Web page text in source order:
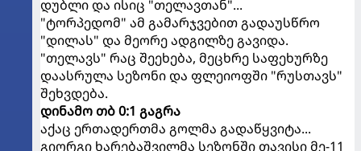
დუბლი და ისიც "თელავთან"...
"ტორპედომ" ამ გამარჯვებით გადაუსწრო
"დილას" და მეორე ადგილზე გავიდა.
"თელავს" რაც შეეხება, მეცხრე საფეხურზე
დაასრულა სეზონი და ფლეიოფში "რუსთავს"
შეხვდება.
დინამო თბ 0:1 გაგრა
აქაც ერთადერთმა გოლმა გადაწყვიტა...
გიორგი ხარებაშვილმა სეზონში თავისი მე-11